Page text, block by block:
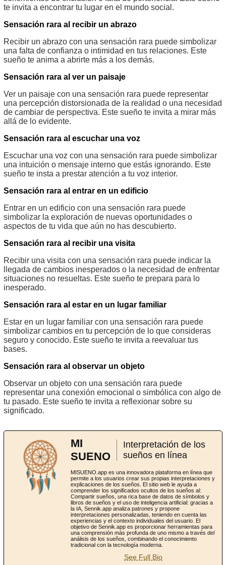
te invita a encontrar tu lugar en el mundo social.
Sensación rara al recibir un abrazo
Recibir un abrazo con una sensación rara puede simbolizar
una falta de confianza o intimidad en tus relaciones. Este
sueño te anima a abrirte más a los demás.
Sensación rara al ver un paisaje
Ver un paisaje con una sensación rara puede representar
una percepción distorsionada de la realidad o una necesidad
de cambiar de perspectiva. Este sueño te invita a mirar más
allá de lo evidente.
Sensación rara al escuchar una voz
Escuchar una voz con una sensación rara puede simbolizar
una intuición o mensaje interno que estás ignorando. Este
sueño te insta a prestar atención a tu voz interior.
Sensación rara al entrar en un edificio
Entrar en un edificio con una sensación rara puede
simbolizar la exploración de nuevas oportunidades o
aspectos de tu vida que aún no has descubierto.
Sensación rara al recibir una visita
Recibir una visita con una sensación rara puede indicar la
llegada de cambios inesperados o la necesidad de enfrentar
situaciones no resueltas. Este sueño te prepara para lo
inesperado.
Sensación rara al estar en un lugar familiar
Estar en un lugar familiar con una sensación rara puede
simbolizar cambios en tu percepción de lo que consideras
seguro y conocido. Este sueño te invita a reevaluar tus
bases.
Sensación rara al observar un objeto
Observar un objeto con una sensación rara puede
representar una conexión emocional o simbólica con algo de
tu pasado. Este sueño te invita a reflexionar sobre su
significado.
MI
SUENO
Interpretación de los
sueños en línea
MISUENO.app es una innovadora plataforma en línea que
permite a los usuarios crear sus propias interpretaciones y
explicaciones de los sueños. El sitio web le ayuda a
comprender los significados ocultos de los sueños al:
Compartir sueños, una rica base de datos de símbolos y
libros de sueños y el uso de inteligencia artificial: gracias a
la IA, Sennik.app analiza patrones y propone
interpretaciones personalizadas, teniendo en cuenta las
experiencias y el contexto individuales del usuario. El
objetivo de Sennik.app es proporcionar herramientas para
una comprensión más profunda de uno mismo a través del
análisis de los sueños, combinando el conocimiento
tradicional con la tecnología moderna.
See Full Bio